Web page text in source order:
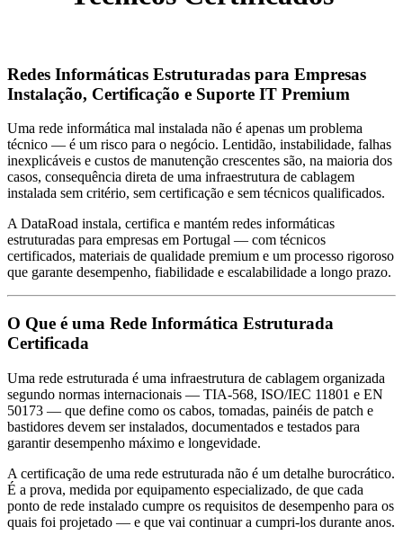
Redes Informáticas Estruturadas para Empresas
Instalação, Certificação e Suporte IT Premium
Uma rede informática mal instalada não é apenas um problema
técnico — é um risco para o negócio. Lentidão, instabilidade, falhas
inexplicáveis e custos de manutenção crescentes são, na maioria dos
casos, consequência direta de uma infraestrutura de cablagem
instalada sem critério, sem certificação e sem técnicos qualificados.
A DataRoad instala, certifica e mantém redes informáticas
estruturadas para empresas em Portugal — com técnicos
certificados, materiais de qualidade premium e um processo rigoroso
que garante desempenho, fiabilidade e escalabilidade a longo prazo.
O Que é uma Rede Informática Estruturada
Certificada
Uma rede estruturada é uma infraestrutura de cablagem organizada
segundo normas internacionais — TIA-568, ISO/IEC 11801 e EN
50173 — que define como os cabos, tomadas, painéis de patch e
bastidores devem ser instalados, documentados e testados para
garantir desempenho máximo e longevidade.
A certificação de uma rede estruturada não é um detalhe burocrático.
É a prova, medida por equipamento especializado, de que cada
ponto de rede instalado cumpre os requisitos de desempenho para os
quais foi projetado — e que vai continuar a cumpri-los durante anos.